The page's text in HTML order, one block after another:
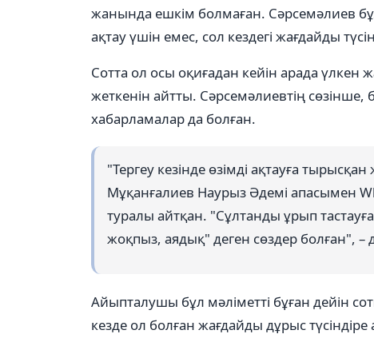
жанында ешкім болмаған. Сәрсемәлиев
ақтау үшін емес, сол кездегі жағдайды
Сотта ол осы оқиғадан кейін арада үлкен
жеткенін айтты. Сәрсемәлиевтің
хабарламалар да болған.
"Тергеу кезінде өзімді ақтауға
Мұқанғалиев Наурыз Әдемі апасымен
туралы айтқан. "Сұлтанды ұрып
жоқпыз, аядық" деген сөздер болған", –
Айыпталушы бұл мәліметті бұған дейін
кезде ол болған жағдайды дұрыс түсіндіре